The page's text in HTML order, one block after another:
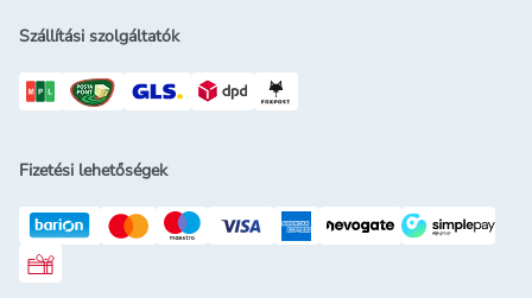
Szállítási szolgáltatók
Fizetési lehetőségek
Rossmann ajándékkártya